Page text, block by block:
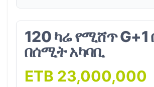
120 ካሬ የሚሸጥ G+1
በሰሚት አካባቢ
ETB 23,000,000